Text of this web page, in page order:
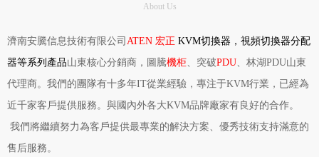
About Us
濟南安騰信息技術有限公司 ATEN 宏正 KVM切換器，視頻切換器分配
器等系列產品山東核心分銷商，圖騰機柜 、突破PDU 、林湖PDU山東
代理商。我們的團隊有十多年IT從業經驗，專注于KVM行業，已經為
近千家客戶提供服務。與國內外各大KVM品牌廠家有良好的合作。
我們將繼續努力為客戶提供最專業的解決方案、優秀技術支持滿意的
售后服務。